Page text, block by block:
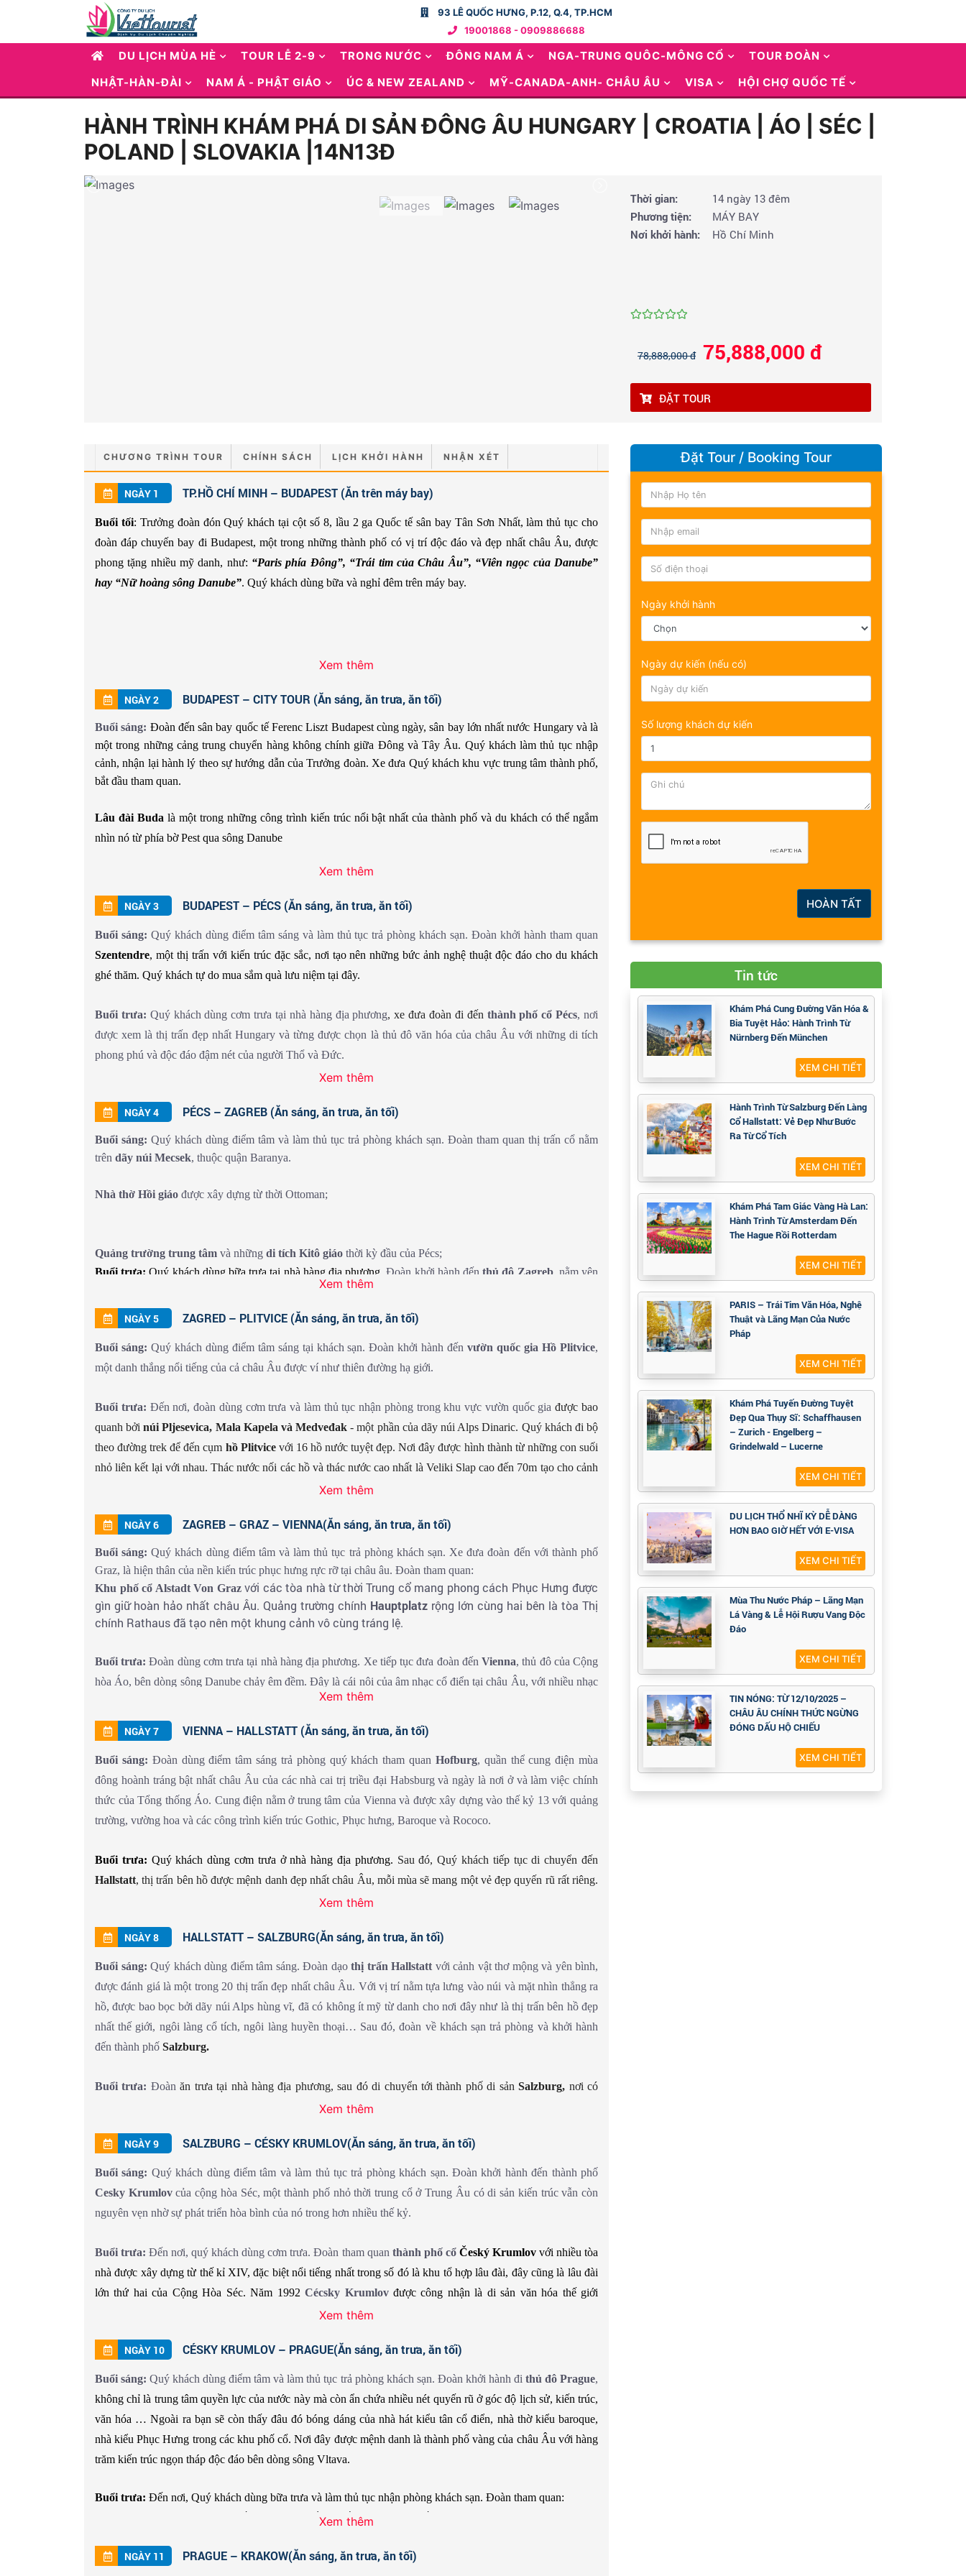
93 LÊ QUỐC HƯNG, P.12, Q.4, TP.HCM
19001868 - 0909886688
DU LỊCH MÙA HÈ TOUR LỄ 2-9 TRONG NƯỚC ĐÔNG NAM Á NGA-TRUNG QUÔC-MÔNG CỔ
TOUR ĐOÀN
NHẬT-HÀN-ĐÀI
NAM Á - PHẬT GIÁO ÚC & NEW ZEALAND MỸ-CANADA-ANH- CHÂU ÂU VISA HỘI CHỢ QUỐC TẾ
HÀNH TRÌNH KHÁM PHÁ DI SẢN ĐÔNG ÂU HUNGARY | CROATIA | ÁO | SÉC |
POLAND | SLOVAKIA |14N13Đ
Thời gian:
14 ngày 13 đêm
Phương tiện:
MÁY BAY
Nơi khởi hành:
Hồ Chí Minh
78,888,000 đ 75,888,000 đ
ĐẶT TOUR
CHƯƠNG TRÌNH TOUR CHÍNH SÁCH LỊCH KHỞI HÀNH NHẬN XÉT
NGÀY 1 TP.HỒ CHÍ MINH – BUDAPEST (Ăn trên máy bay)
Buổi tối: Trưởng đoàn đón Quý khách tại cột số 8, lầu 2 ga Quốc tế sân bay Tân Sơn Nhất, làm thủ tục cho
đoàn đáp chuyến bay đi Budapest, một trong những thành phố có vị trí độc đáo và đẹp nhất châu Âu, được
phong tặng nhiều mỹ danh, như: “Paris phía Đông”, “Trái tim của Châu Âu”, “Viên ngọc của Danube”
hay “Nữ hoàng sông Danube”. Quý khách dùng bữa và nghỉ đêm trên máy bay.
Xem thêm
NGÀY 2 BUDAPEST – CITY TOUR (Ăn sáng, ăn trưa, ăn tối)
Buổi sáng: Đoàn đến sân bay quốc tế Ferenc Liszt Budapest cùng ngày, sân bay lớn nhất nước Hungary và là
một trong những cảng trung chuyển hàng không chính giữa Đông và Tây Âu. Quý khách làm thủ tục nhập
cảnh, nhận lại hành lý theo sự hướng dẫn của Trưởng đoàn. Xe đưa Quý khách khu vực trung tâm thành phố,
bắt đầu tham quan.
Lâu đài Buda là một trong những công trình kiến trúc nổi bật nhất của thành phố và du khách có thể ngắm
nhìn nó từ phía bờ Pest qua sông Danube
, đây là tòa nhà quốc hội lớn thứ 3 thế giới với 691 phòng theo
kiến trúc Gothic độc đáo.
Buổi trưa: Quý khách dùng cơm trưa ở nhà hàng địa phương và tiếp tục tham quan:Ngọn đồi Gellért Hill
với nhiều chứng tích lịch sử liên quan đến thành phố, nơi quý khách cò thể nhìn ngắm toàn cảnh Budapest và
con sông Danube từ trên caoCon sông Danubechảy qua trung tâm thành phố Budapest thủ đô Hungary và
Quý kháchtắm khoáng nóng (chi phí tự túc)
Buổi tối:Quý khách dùng bữa tối và tự do khám phá thành phố
ngắm khung cảnh tuyệt đẹp như tòa nhà quốc hội, lâu đài Buda, nhà
Xem thêm
NGÀY 3 BUDAPEST – PÉCS (Ăn sáng, ăn trưa, ăn tối)
Buổi sáng: Quý khách dùng điểm tâm sáng và làm thủ tục trả phòng khách sạn. Đoàn khởi hành tham quan
Szentendre, một thị trấn với kiến trúc đặc sắc, nơi tạo nên những bức ảnh nghệ thuật độc đáo cho du khách
ghé thăm. Quý khách tự do mua sắm quà lưu niệm tại đây.
Buổi trưa: Quý khách dùng cơm trưa tại nhà hàng địa phương, xe đưa đoàn đi đến thành phố cổ Pécs, nơi
được xem là thị trấn đẹp nhất Hungary và từng được chọn là thủ đô văn hóa của châu Âu với những di tích
phong phú và độc đáo đậm nét của người Thổ và Đức.
trải nghiệm cuộc sống yên bình của người dân nơi đây.
Xem thêm
NGÀY 4 PÉCS – ZAGREB (Ăn sáng, ăn trưa, ăn tối)
Buổi sáng: Quý khách dùng điểm tâm và làm thủ tục trả phòng khách sạn. Đoàn tham quan thị trấn cổ nằm
trên dãy núi Mecsek, thuộc quận Baranya.
Nhà thờ Hồi giáo được xây dựng từ thời Ottoman;
Quảng trường trung tâm và những di tích Kitô giáo thời kỳ đầu của Pécs;
Buổi trưa: Quý khách dùng bữa trưa tại nhà hàng địa phương. Đoàn khởi hành đếnthủ đô Zagreb, nằm yên
tĩnh bên dòng sông Sava, được biết đến với những công trình mang đậm dấu ấn văn hoá thời Trung cổ và
phong cách kiến trúc điển hình vùng Trung Âu.
Thị trấn Upper town và Lower town là hai nửa của Zagreb, là thành phố cổ có từ thế kỉ XI với những mái
ngói đỏ và những con đường lát đá cuội.
Buổi tối:Quý khách dùng bữa tối và tự do dạo thủ đô Zagreb về đêm, nơi có phiên chợ giáng sinh lung linh
lộng lẫy nhất châu Âu.
Xem thêm
NGÀY 5 ZAGRED – PLITVICE (Ăn sáng, ăn trưa, ăn tối)
Buổi sáng: Quý khách dùng điểm tâm sáng tại khách sạn. Đoàn khởi hành đếnvườn quốc gia Hồ Plitvice,
một danh thắng nổi tiếng của cả châu Âu được ví như thiên đường hạ giới.
Buổi trưa: Đến nơi, đoàn dùng cơm trưa và làm thủ tục nhận phòng trong khu vực vườn quốc giađược bao
quanh bởi núi Pljesevica, Mala Kapela và Medveđak - một phần của dãy núi Alps Dinaric. Quý khách đi bộ
theo đường trek để đến cụm hồ Plitvicevới 16 hồ nước tuyệt đẹp. Nơi đây được hình thành từ những con suối
nhỏ liên kết lại với nhau. Thác nước nối các hồ và thác nước cao nhất là Veliki Slap cao đến 70m tạo cho cảnh
Sau đó, xe đưa đoàn quay trở lại Zagred để ăn tối và nghỉ ngơi.
Buổi tối:Quý khách dùng bữa tối và tự do tham quan thủ đô Zagreb về đêm.
Xem thêm
NGÀY 6 ZAGREB – GRAZ – VIENNA(Ăn sáng, ăn trưa, ăn tối)
Buổi sáng: Quý khách dùng điểm tâm và làm thủ tục trả phòng khách sạn. Xe đưa đoàn đến với thành phố
Graz, là hiện thân của nền kiến trúc phục hưng rực rỡ tại châu âu. Đoàn tham quan:
Khu phố cổ Alstadt Von Grazvới các tòa nhà từ thời Trung cổ mang phong cách Phục Hưng được
gìn giữhoàn hảo nhất châu Âu. Quảng trường chính Hauptplatz rộng lớn cùng hai bên là tòa Thị
chính Rathaus đã tạo nên một khung cảnh vô cùng tráng lệ.
Buổi trưa: Đoàn dùng cơm trưa tại nhà hàng địa phương. Xe tiếp tục đưa đoàn đếnVienna, thủ đô của Cộng
hòa Áo, bên dòng sông Danube chảy êm đềm. Đây là cái nôi của âm nhạc cổ điển tại châu Âu, với nhiều nhạc
sĩ nổi tiếng. Nét cổ kính cùng hiện đại xen lẫn trong những lâu đài, những cung điện thời Hofburg nằm ngay
cạnh nhà hàng sang trọng, quán cà phê đã tạo nên những nét đặc trưng riêng cho thành phố này.
Buổi tối:Quý khách dùng bữa tối và tự do dạo thủ đô Vienna về đêm.
Xem thêm
NGÀY 7 VIENNA – HALLSTATT (Ăn sáng, ăn trưa, ăn tối)
Buổi sáng: Đoàn dùng điểm tâm sáng trả phòng quý khách tham quan Hofburg, quần thể cung điện mùa
đông hoành tráng bật nhất châu Âu của các nhà cai trị triều đại Habsburg và ngày là nơi ở và làm việc chính
thức của Tổng thống Áo. Cung điện nằm ở trung tâm của Vienna và được xây dựng vào thế kỷ 13 với quảng
trường, vường hoa và các công trình kiến trúc Gothic, Phục hưng, Baroque và Rococo.
Buổi trưa: Quý khách dùng cơm trưa ở nhà hàng địa phương. Sau đó, Quý khách tiếp tục di chuyển đến
Hallstatt, thị trấn bên hồ được mệnh danh đẹp nhất châu Âu, mỗi mùa sẽ mang một vẻ đẹp quyến rũ rất riêng.
Đến thị trấn Hallstatt, quý khách nhận phòng nghỉ ngơi hoặc tự do dạo những khu phố cổ trong những vườn
Buổi tối:
Quý khách dùng bữa tối và tự do khám phá khung cảnh lung linh như trong câu chuyện cổ tích của
ngôi làng Hallstatt về đêm
Xem thêm
NGÀY 8 HALLSTATT – SALZBURG(Ăn sáng, ăn trưa, ăn tối)
Buổi sáng: Quý khách dùng điểm tâm sáng. Đoàn dạo thị trấn Hallstatt với cảnh vật thơ mộng và yên bình,
được đánh giá là một trong 20 thị trấn đẹp nhất châu Âu. Với vị trí nằm tựa lưng vào núi và mặt nhìn thẳng ra
hồ, được bao bọc bởi dãy núi Alps hùng vĩ, đã có không ít mỹ từ danh cho nơi đây như là thị trấn bên hồ đẹp
nhất thế giới, ngôi làng cổ tích, ngôi làng huyền thoại… Sau đó, đoàn về khách sạn trả phòng và khởi hành
đến thành phố Salzburg.
Buổi trưa: Đoànăn trưa tại nhà hàng địa phương, sau đó di chuyển tới thành phố di sảnSalzburg, nơi có
Getreidegasse
Buổi tối: Đoàn dùng bữa tối tại nhà hàng địa phương và tự do khám phá thành phố Salzburg về đêm.
Xem thêm
NGÀY 9 SALZBURG – CÉSKY KRUMLOV(Ăn sáng, ăn trưa, ăn tối)
Buổi sáng: Quý khách dùng điểm tâm và làm thủ tục trả phòng khách sạn. Đoàn khởi hành đến thành phố
Cesky Krumlovcủa cộng hòa Séc, một thành phố nhỏ thời trung cổ ở Trung Âu có di sản kiến ​​trúc vẫn còn
nguyên vẹn nhờ sự phát triển hòa bình của nó trong hơn nhiều thế kỷ.
Buổi trưa: Đến nơi, quý khách dùng cơm trưa. Đoàn tham quan thành phố cổ Český Krumlovvới nhiều tòa
nhà được xây dựng từ thế kỉ XIV, đặc biệt nổi tiếng nhất trong số đó là khu tổ hợp lâu đài, đây cũng là lâu đài
lớn thứ hai của Cộng Hòa Séc. Năm 1992Cécsky Krumlov được công nhận là di sản văn hóa thế giới
Buổi tối:Quý khách dùng cơm tối và tiếp tục dạo phố cổ yên bình được bao quanh bởi
Vltava và những đồi cỏ mượt mà như chính tên gọi của thành phố. Quý khách có thể mua sắm những mặt
hàng truyền thống bên trong những khu phố cổ ở nơi đây.
Xem thêm
NGÀY 10 CÉSKY KRUMLOV – PRAGUE(Ăn sáng, ăn trưa, ăn tối)
Buổi sáng: Quý khách dùng điểm tâm và làm thủ tục trả phòng khách sạn. Đoàn khởi hành đi thủ đô Prague,
không chỉ là trung tâm quyền lực của nước này mà còn ẩn chứa nhiều nét quyến rũ ở góc độ lịch sử, kiến trúc,
văn hóa … Ngoài ra bạn sẽ còn thấy đâu đó bóng dáng của nhà hát kiểu tân cổ điển, nhà thờ kiểu baroque,
nhà kiểu Phục Hưng trong các khu phố cổ. Nơi đây được mệnh danh là thành phố vàng của châu Âu với hàng
trăm kiến trúc ngọn tháp độc đáo bên dòng sông Vltava.
Buổi trưa: Đến nơi, Quý khách dùng bữa trưa và làm thủ tục nhận phòng khách sạn. Đoàn tham quan:
, đây là một thế giới thu nhỏ gồm nhiều công trình kiến trúc khác nhau như khu trung tâm
Xem thêm
NGÀY 11 PRAGUE – KRAKOW(Ăn sáng, ăn trưa, ăn tối)
Đặt Tour / Booking Tour
Ngày khởi hành
Ngày dự kiến (nếu có)
Số lượng khách dự kiến
HOÀN TẤT
Tin tức
Khám Phá Cung Đường Văn Hóa &
Bia Tuyệt Hảo: Hành Trình Từ
Nürnberg Đến München
XEM CHI TIẾT
Hành Trình Từ Salzburg Đến Làng
Cổ Hallstatt: Vẻ Đẹp Như Bước
Ra Từ Cổ Tích
XEM CHI TIẾT
Khám Phá Tam Giác Vàng Hà Lan:
Hành Trình Từ Amsterdam Đến
The Hague Rồi Rotterdam
XEM CHI TIẾT
PARIS – Trái Tim Văn Hóa, Nghệ
Thuật và Lãng Mạn Của Nước
Pháp
XEM CHI TIẾT
Khám Phá Tuyến Đường Tuyệt
Đẹp Qua Thụy Sĩ: Schaffhausen
– Zurich - Engelberg –
Grindelwald – Lucerne
XEM CHI TIẾT
DU LỊCH THỔ NHĨ KỲ DỄ DÀNG
HƠN BAO GIỜ HẾT VỚI E-VISA
XEM CHI TIẾT
Mùa Thu Nước Pháp – Lãng Mạn
Lá Vàng & Lễ Hội Rượu Vang Độc
Đáo
XEM CHI TIẾT
TIN NÓNG: TỪ 12/10/2025 –
CHÂU ÂU CHÍNH THỨC NGỪNG
ĐÓNG DẤU HỘ CHIẾU
XEM CHI TIẾT